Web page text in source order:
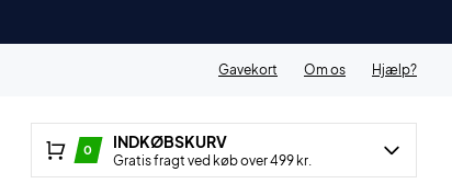
Gavekort Om os Hjælp?
0 INDKØBSKURV
Gratis fragt ved køb over 499 kr.